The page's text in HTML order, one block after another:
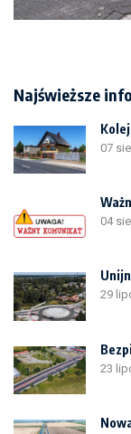
Najświeższe
07
04
29
23